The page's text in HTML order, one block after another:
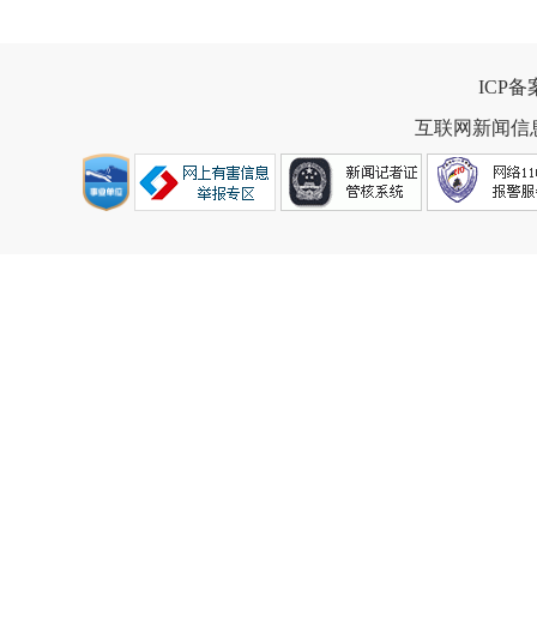
ICP备
互联网新闻信